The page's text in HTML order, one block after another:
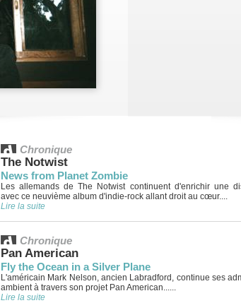
Chronique
The Notwist
News from Planet Zombie
Les allemands de The Notwist continuent d'enrichir une
avec ce neuvième album d'indie-rock allant droit au cœur....
Lire la suite
Chronique
Pan American
Fly the Ocean in a Silver Plane
L'américain Mark Nelson, ancien Labradford, continue ses
ambient à travers son projet Pan American......
Lire la suite